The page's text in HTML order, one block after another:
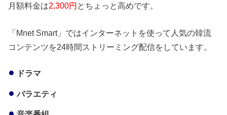
月額料金は2,300円 とちょっと高めです。
「Mnet Smart」ではインターネットを使って人気の韓流
コンテンツを24時間ストリーミング配信をしています。
ドラマ
バラエティ